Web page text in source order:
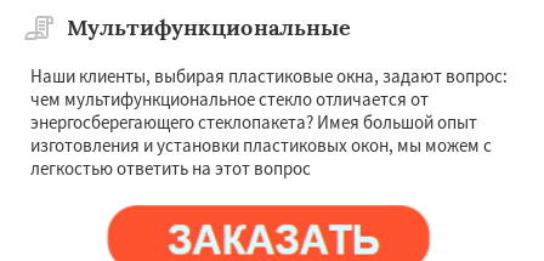
Мультифункциональные
Наши клиенты, выбирая пластиковые окна, задают вопрос:
чем мультифункциональное стекло отличается от
энергосберегающего стеклопакета? Имея большой опыт
изготовления и установки пластиковых окон, мы можем с
легкостью ответить на этот вопрос